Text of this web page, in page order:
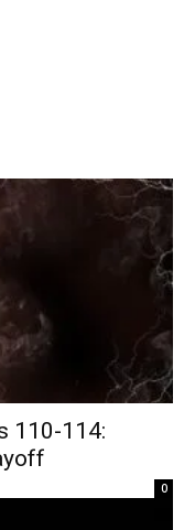
110-114:
0